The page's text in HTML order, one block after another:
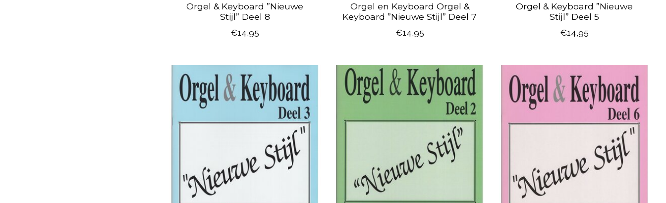
Orgel & Keyboard ”Nieuwe
Stijl” Deel 8
€14,95
Orgel en Keyboard Orgel &
Keyboard ”Nieuwe Stijl” Deel 7
€14,95
Orgel & Keyboard ”Nieuwe
Stijl” Deel 5
€14,95